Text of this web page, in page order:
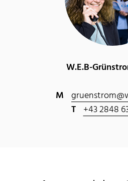
W.E.B-
M
T +43 2848